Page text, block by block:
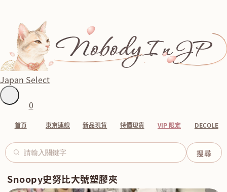
Japan Select
0
首頁 東京連線 新品現貨 特價現貨 VIP 限定 DECOLE
Snoopy史努比大號塑膠夾